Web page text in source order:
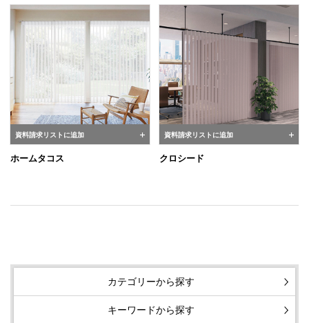
資料請求リストに追加
ホームタコス
資料請求リストに追加
クロシード
カテゴリーから探す
キーワードから探す